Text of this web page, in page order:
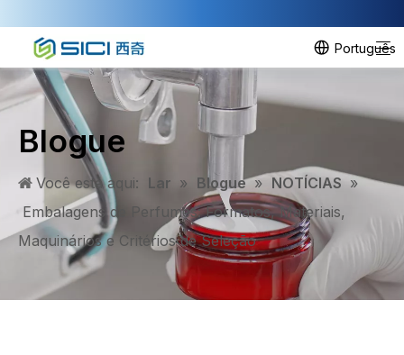
Português
Blogue
Você está aqui: Lar » Blogue » NOTÍCIAS »
Embalagens de Perfumes: Formatos, Materiais,
Maquinários e Critérios de Seleção